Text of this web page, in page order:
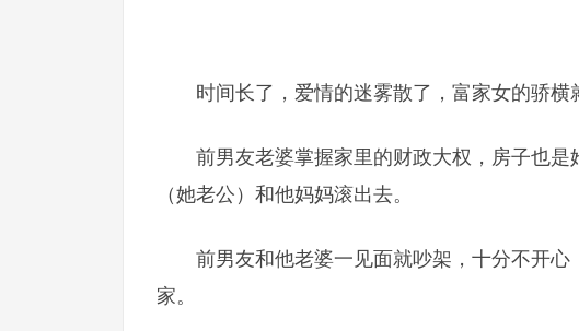
时间长了，爱情的迷雾散了，富家女的骄横
前男友老婆掌握家里的财政大权，房子也
（她老公）和他妈妈滚出去。
前男友和他老婆一见面就吵架，十分不开
家。